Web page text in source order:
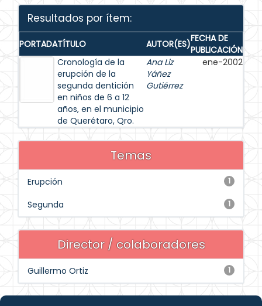
Resultados por ítem:
PORTADATÍTULO AUTOR(ES)FECHA DE
PUBLICACIÓN
Cronología de la
erupción de la
segunda dentición
en niños de 6 a 12
años, en el municipio
de Querétaro, Qro.
Ana Liz
Yáñez
Gutiérrez
ene-2002
Temas
1
Erupción
1
Segunda
Director / colaboradores
1
Guillermo Ortiz